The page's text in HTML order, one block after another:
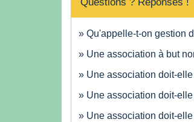
Qu'appelle-t-on gestion
Une association à but
Une association doit-
Une association doit-
Une association doit-